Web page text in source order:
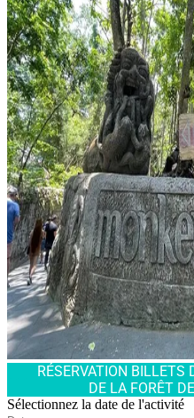
RÉSERVATION BILLETS
DE LA FORÊT
Sélectionnez la date de l'activité